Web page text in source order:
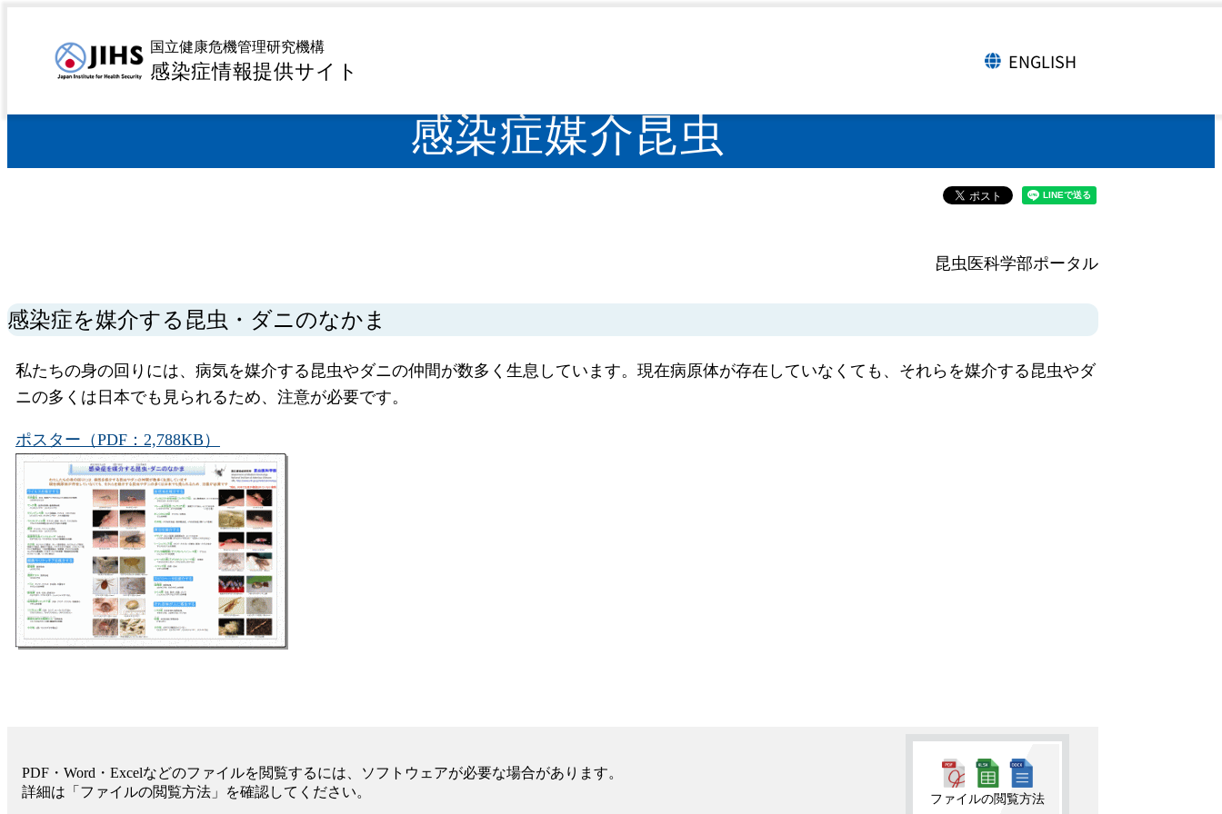
国立健康危機管理研究機構
感染症情報提供サイト 言語切り替え
ENGLISH
トップページ> 感染症を探す>感染源や特徴から探す
感染症媒介昆虫
昆虫医科学部ポータル
感染症を媒介する昆虫・ダニのなかま
私たちの身の回りには、病気を媒介する昆虫やダニの仲間が数多く生息しています。現在病原体が存在していなくても、それらを媒介する昆虫やダ
ニの多くは日本でも見られるため、注意が必要です。
ポスター（PDF：2,788KB）
PDF・Word・Excelなどのファイルを閲覧するには、ソフトウェアが必要な場合があります。
詳細は「ファイルの閲覧方法」を確認してください。
ファイルの閲覧方法